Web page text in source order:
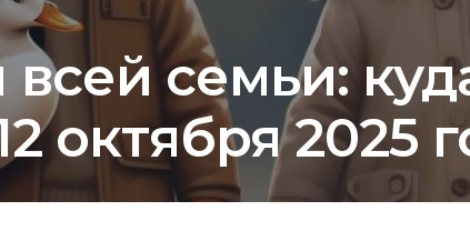
семьи:
октября 2025